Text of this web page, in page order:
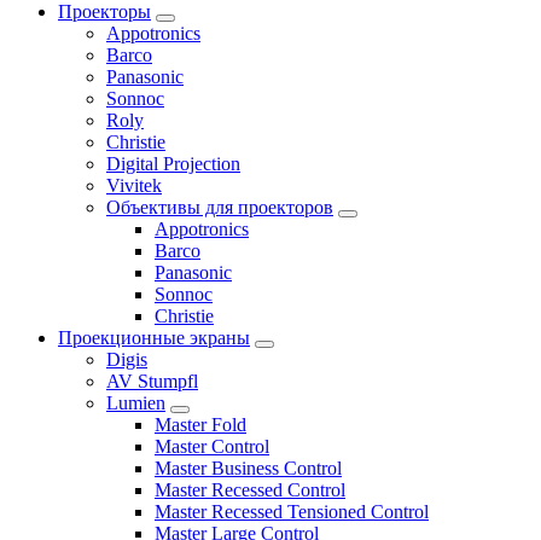
Проекторы
Appotronics
Barco
Panasonic
Sonnoc
Roly
Christie
Digital Projection
Vivitek
Объективы для проекторов
Appotronics
Barco
Panasonic
Sonnoc
Сhristie
Проекционные экраны
Digis
AV Stumpfl
Lumien
Master Fold
Master Control
Master Business Control
Master Recessed Control
Master Recessed Tensioned Control
Master Large Control